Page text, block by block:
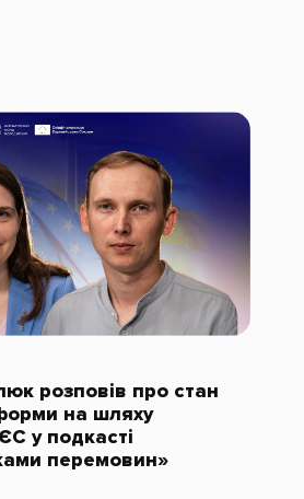
розповів про стан
на шляху
у подкасті
перемовин»